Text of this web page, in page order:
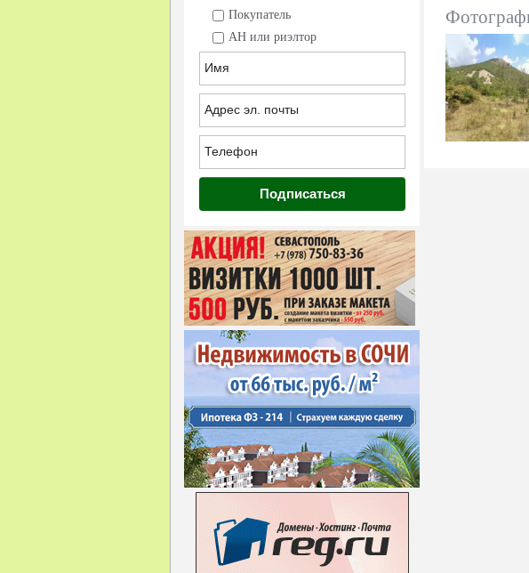
Покупатель
АН или риэлтор